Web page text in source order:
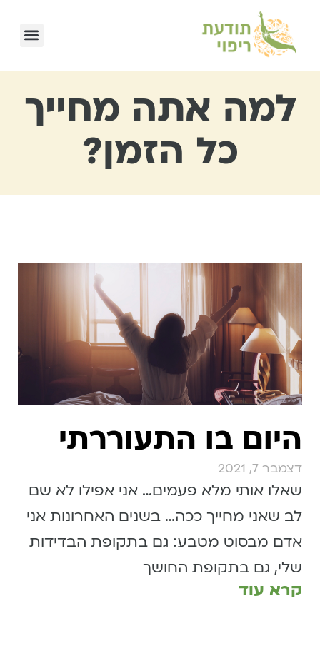
למה אתה מחייך
כל הזמן?
היום בו התעוררתי
דצמבר 7, 2021
שאלו אותי מלא פעמים… אני אפילו לא שם
לב שאני מחייך ככה… בשנים האחרונות אני
אדם מבסוט מטבע: גם בתקופת הבדידות
שלי, גם בתקופת החושך
קרא עוד